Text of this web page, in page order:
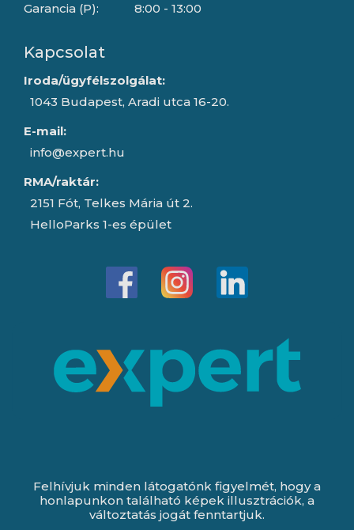
Garancia (P):
8:00 - 13:00
Kapcsolat
Iroda/ügyfélszolgálat:
1043 Budapest, Aradi utca 16-20.
E-mail:
info@expert.hu
RMA/raktár:
2151 Fót, Telkes Mária út 2.
HelloParks 1-es épület
Felhívjuk minden látogatónk figyelmét, hogy a
honlapunkon található képek illusztrációk, a
változtatás jogát fenntartjuk.